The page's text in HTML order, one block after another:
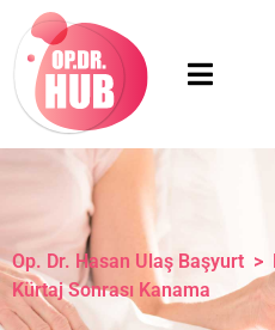
Op. Dr. Hasan Ulaş Başyurt >
Kürtaj Sonrası Kanama